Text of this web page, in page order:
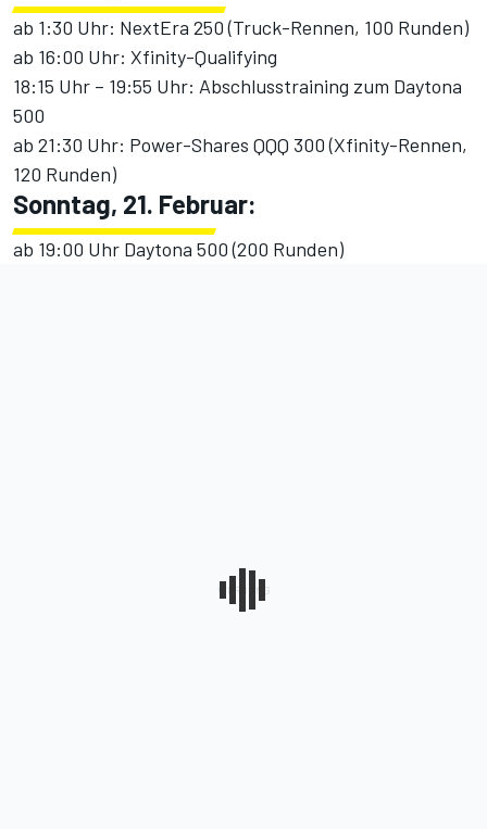
ab 1:30 Uhr: NextEra 250 (Truck-Rennen, 100 Runden)
ab 16:00 Uhr: Xfinity-Qualifying
18:15 Uhr – 19:55 Uhr: Abschlusstraining zum Daytona
500
ab 21:30 Uhr: Power-Shares QQQ 300 (Xfinity-Rennen,
120 Runden)
Sonntag, 21. Februar:
ab 19:00 Uhr Daytona 500 (200 Runden)